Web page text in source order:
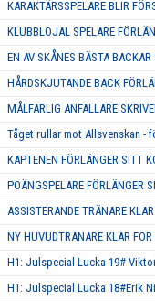
KARAKTÄRSSPELARE BLIR
KLUBBLOJAL SPELARE
EN AV SKÅNES BÄSTA
HÅRDSKJUTANDE BACK
MÅLFARLIG ANFALLARE
Tåget rullar mot Allsvenskan -
KAPTENEN FÖRLÄNGER SITT
POÄNGSPELARE FÖRLÄNGER
ASSISTERANDE TRÄNARE
NY HUVUDTRÄNARE KLAR FÖR
H1: Julspecial Lucka 19#
H1: Julspecial Lucka 18#Erik